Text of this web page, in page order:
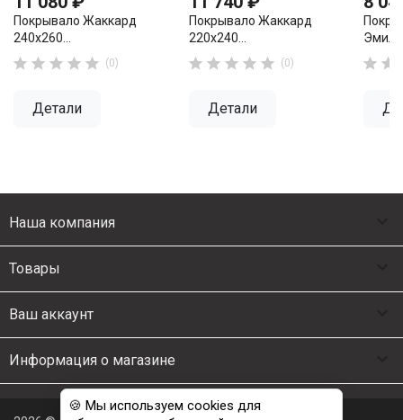
Покрывало Жаккард
240х260...
     (0)
Детали
Покрывало Жаккард
220х240...
     (0)
Детали
 
Наша компания
Товары
Ваш аккаунт
Информация о магазине
🍪 Мы используем cookies для